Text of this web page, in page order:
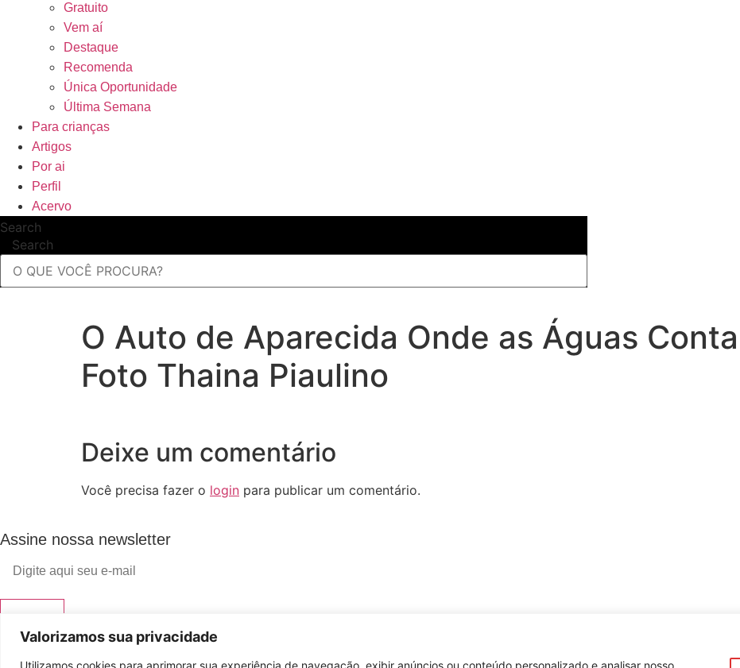
Valorizamos sua privacidade
Utilizamos cookies para aprimorar sua experiência de navegação, exibir anúncios ou conteúdo personalizado e analisar nosso
Gratuito
Vem aí
Destaque
Recomenda
Única Oportunidade
Última Semana
Para crianças
Artigos
Por ai
Perfil
Acervo
Search
Search
O Auto de Aparecida Onde as Águas
Foto Thaina Piaulino
Deixe um comentário
Você precisa fazer o login para publicar um comentário.
Assine nossa newsletter
© 2023 Morente Forte. Todos os direitos reservados